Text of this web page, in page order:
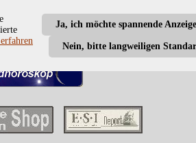
Ja, ich möchte spannende
Nein, bitte langweiligen